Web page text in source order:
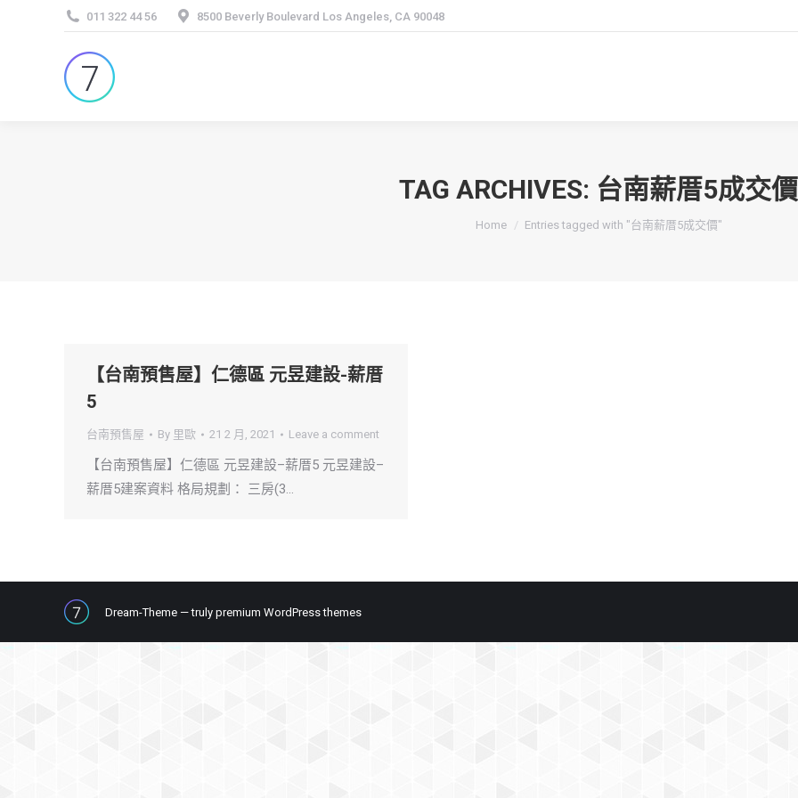
011 322 44 56 8500 Beverly Boulevard Los Angeles, CA 90048
TAG ARCHIVES: 台南薪厝5成交價
You are here:
Home Entries tagged with "台南薪厝5成交價"
【台南預售屋】仁德區 元昱建設-薪厝
5
台南預售屋 By 里歐 21 2 月, 2021 Leave a comment
【台南預售屋】仁德區 元昱建設–薪厝5 元昱建設–
薪厝5建案資料 格局規劃： 三房(3…
Dream-Theme — truly premium WordPress themes